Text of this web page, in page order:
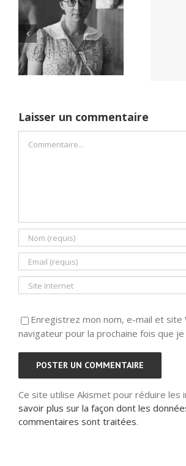
Netflix Field of
Dreams (1989)
Laisser un commentaire
Enregistrez mon nom, e-mail et site
navigateur pour la prochaine fois que
Ce site utilise Akismet pour réduire les
savoir plus sur la façon dont les
commentaires sont traitées.